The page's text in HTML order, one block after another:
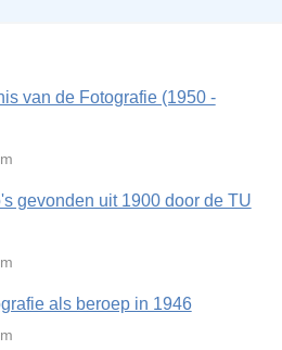
van de Fotografie (1950 -
gevonden uit 1900 door de TU
als beroep in 1946